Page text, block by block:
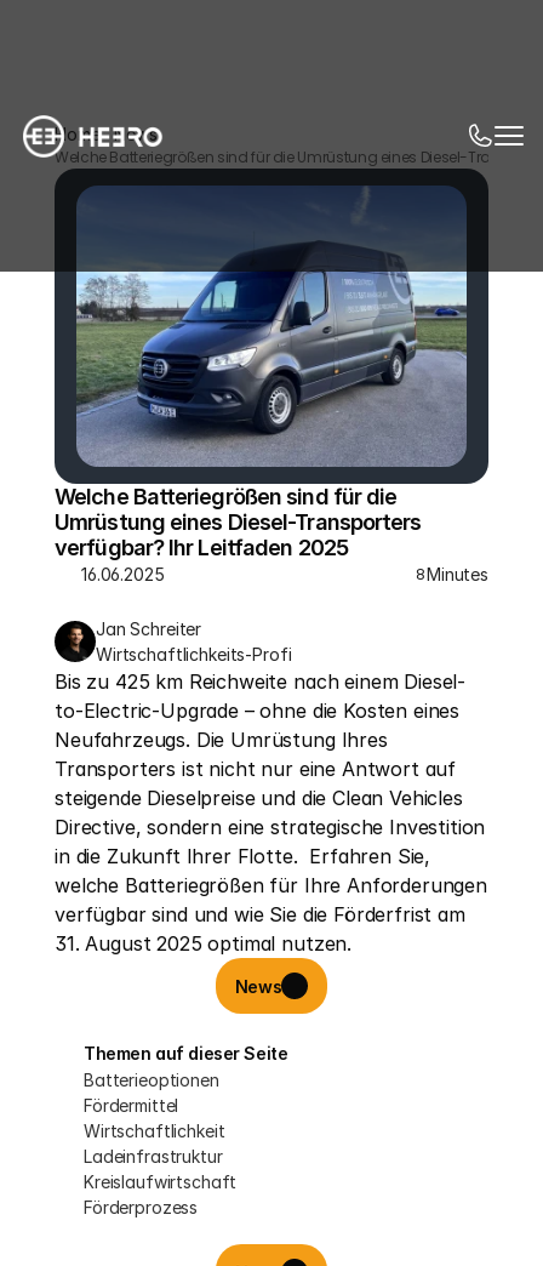
Home News
Welche Batteriegrößen sind für die Umrüstung eines Diesel-
Welche Batteriegrößen sind für die
Umrüstung eines Diesel-Transporters
verfügbar? Ihr Leitfaden 2025
16.06.2025 8Minutes
Jan Schreiter
Wirtschaftlichkeits-Profi
Bis zu 425 km Reichweite nach einem Diesel-
to-Electric-Upgrade – ohne die Kosten eines
Neufahrzeugs. Die Umrüstung Ihres
Transporters ist nicht nur eine Antwort auf
steigende Dieselpreise und die Clean Vehicles
Directive, sondern eine strategische Investition
in die Zukunft Ihrer Flotte.  Erfahren Sie,
welche Batteriegrößen für Ihre Anforderungen
verfügbar sind und wie Sie die Förderfrist am
31. August 2025 optimal nutzen.
News
Themen auf dieser Seite
Batterieoptionen
Fördermittel
Wirtschaftlichkeit
Ladeinfrastruktur
Kreislaufwirtschaft
Förderprozess